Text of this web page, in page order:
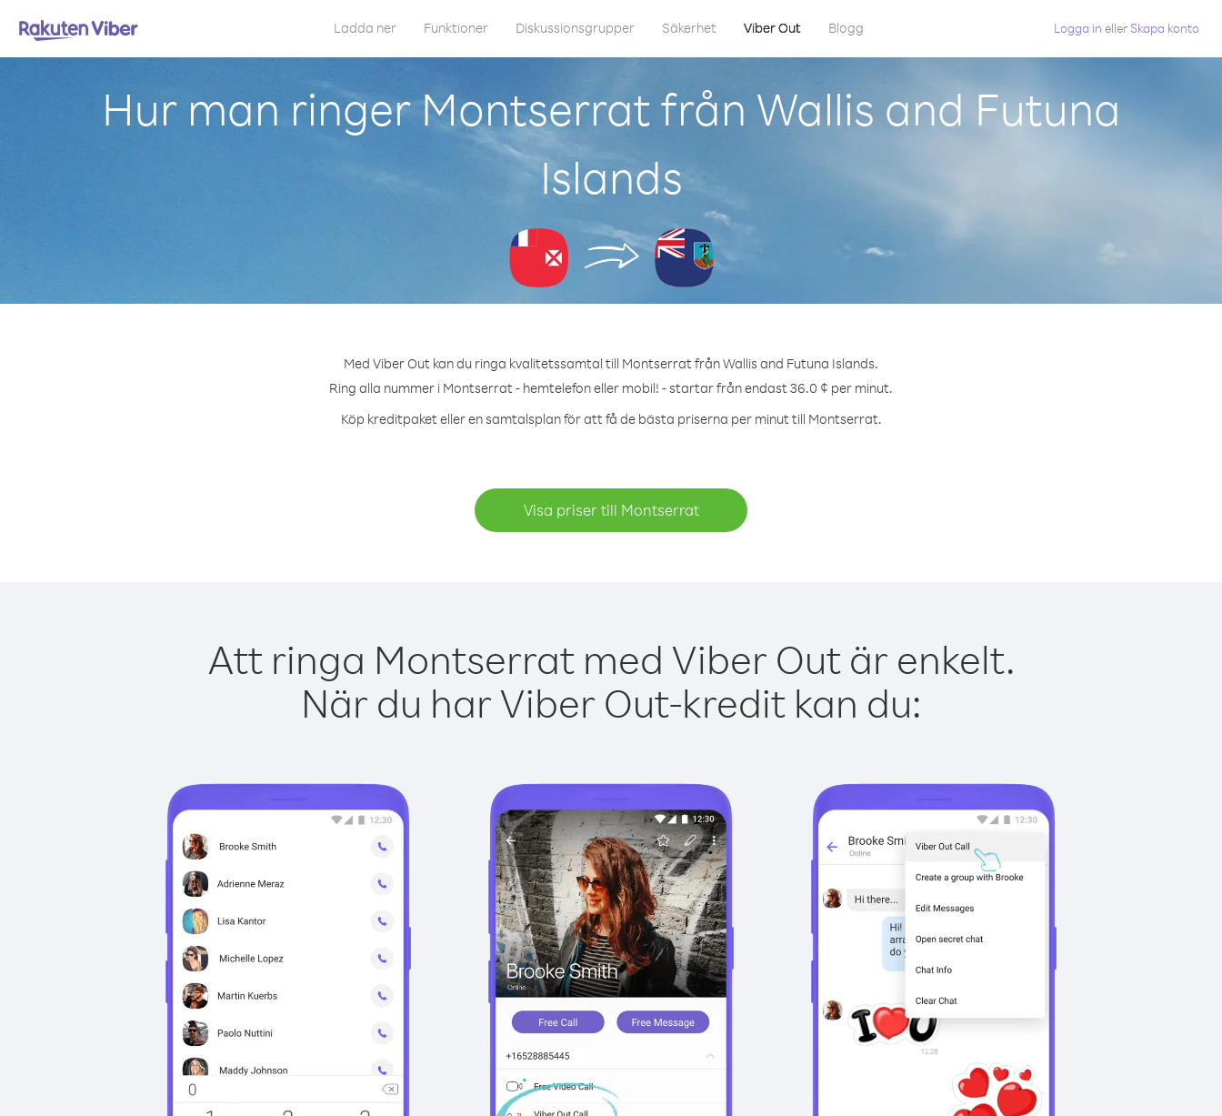
Ladda ner Funktioner Diskussionsgrupper Säkerhet Viber Out Blogg Logga in eller Skapa konto
Hur man ringer Montserrat från Wallis and Futuna
Islands
Med Viber Out kan du ringa kvalitetssamtal till Montserrat från Wallis and Futuna Islands.
Ring alla nummer i Montserrat - hemtelefon eller mobil! - startar från endast 36.0 ¢ per minut.
Köp kreditpaket eller en samtalsplan för att få de bästa priserna per minut till Montserrat.
Visa priser till Montserrat
Att ringa Montserrat med Viber Out är enkelt.
När du har Viber Out-kredit kan du: